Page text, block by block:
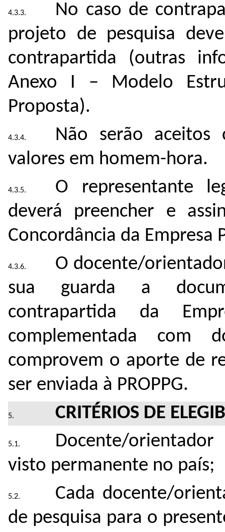
No caso de
projeto de pesquisa
contrapartida (outras
Anexo I – Modelo
Proposta).
Não serão aceitos
valores em homem-hora.
O representante
deverá preencher e
Concordância da Empresa
O docente/
sua guarda a
contrapartida da
complementada com
comprovem o aporte de
ser enviada à PROPPG.
CRITÉRIOS DE
Docente/
visto permanente no país;
Cada docente/
de pesquisa para o